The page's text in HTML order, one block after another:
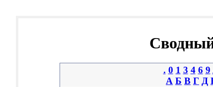
. 0 1 3 4 6 9
А Б В Г Д